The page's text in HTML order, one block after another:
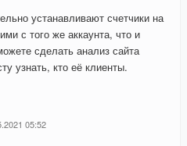
устанавливают счетчики на
с того же аккаунта, что и
сделать анализ сайта
узнать, кто её клиенты.
05:52